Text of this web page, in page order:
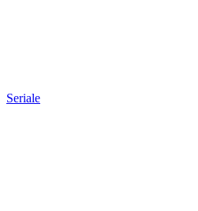
Seriale